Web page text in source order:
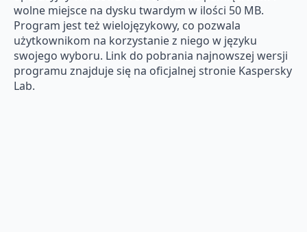
wolne miejsce na dysku twardym w ilości 50 MB.
Program jest też wielojęzykowy, co pozwala
użytkownikom na korzystanie z niego w języku
swojego wyboru. Link do pobrania najnowszej wersji
programu znajduje się na oficjalnej stronie Kaspersky
Lab.